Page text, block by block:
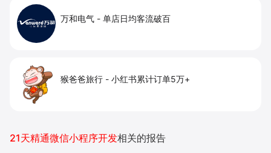
万和电气 - 单店日均客流破百
猴爸爸旅行 - 小红书累计订单5万+
21天精通微信小程序开发相关的报告